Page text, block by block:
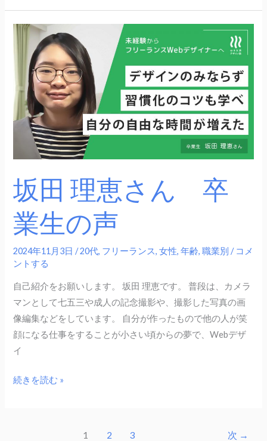
坂田 理恵さん 卒
業生の声
2024年11月3日/20代, フリーランス,女性,年齢,職業別 / コメ
ントする
自己紹介をお願いします。 坂田 理恵です。 普段は、カメラ
マンとして七五三や成人の記念撮影や、撮影した写真の画
像編集などをしています。 自分が作ったもので他の人が笑
顔になる仕事をすることが小さい頃からの夢で、Webデザ
イ
坂
さ
ん
生
の
声
続きを読む »
1 2 3 次 →